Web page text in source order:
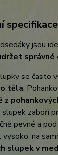
specifikace
jsou
správné
se často
těla.
z
slupek zaboří
pevné a
na
slupek v